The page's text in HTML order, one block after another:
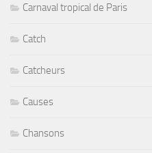
Carnaval tropical de Paris
Catch
Catcheurs
Causes
Chansons